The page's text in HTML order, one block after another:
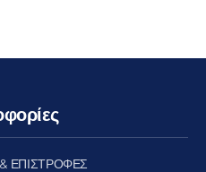
ΕΠΙΣΤΡΟΦΕΣ